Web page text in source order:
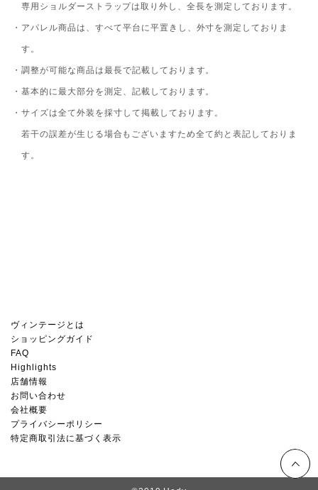
専用ショルダーストラップは取り外し、全長を測定しております。
・アパレル商品は、すべて平台に平置きし、外寸を測定しておりま
す。
・調整が可能な商品は最長で記載しております。
・基本的に最大部分を測定、記載しております。
・サイズは全て外装を採寸して掲載しております。
若干の誤差が生じる場合もございますため全て約と表記しておりま
す。
ヴィンテージとは
ショッピングガイド
FAQ
Highlights
店舗情報
お問い合わせ
会社概要
プライバシーポリシー
特定商取引法に基づく表示